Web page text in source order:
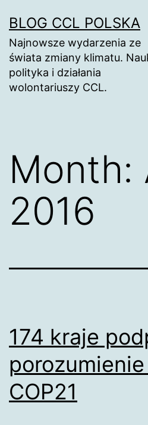
to
content
BLOG CCL POLSKA
Najnowsze wydarzenia ze
świata zmiany klimatu.
polityka i działania
wolontariuszy CCL.
Month:
2016
174 kraje
COP21